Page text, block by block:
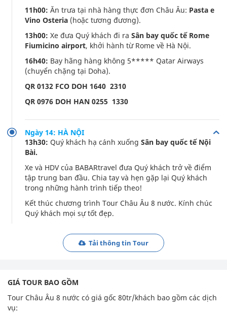
11h00: Ăn trưa tại nhà hàng thực đơn Châu Âu: Pasta e
Vino Osteria (hoặc tương đương).
13h00: Xe đưa Quý khách đi ra Sân bay quốc tế Rome
Fiumicino airport, khởi hành từ Rome về Hà Nội.
16h40: Bay hãng hàng không 5***** Qatar Airways
(chuyển chặng tại Doha).
QR 0132 FCO DOH 1640 2310
QR 0976 DOH HAN 0255 1330
Ngày 14: HÀ NỘI
13h30: Quý khách hạ cánh xuống Sân bay quốc tế Nội
Bài.
Xe và HDV của BABARtravel đưa Quý khách trở về điểm
tập trung ban đầu. Chia tay và hẹn gặp lại Quý khách
trong những hành trình tiếp theo!
Kết thúc chương trình Tour Châu Âu 8 nước. Kính chúc
Quý khách mọi sự tốt đẹp.
Tải thông tin Tour
GIÁ TOUR BAO GỒM
Tour Châu Âu 8 nước có giá gốc 80tr/khách bao gồm các dịch
vụ: